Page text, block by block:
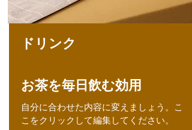
ドリンク
お茶を毎日飲む効用
自分に合わせた内容に変えましょう。こ
こをクリックして編集してください。